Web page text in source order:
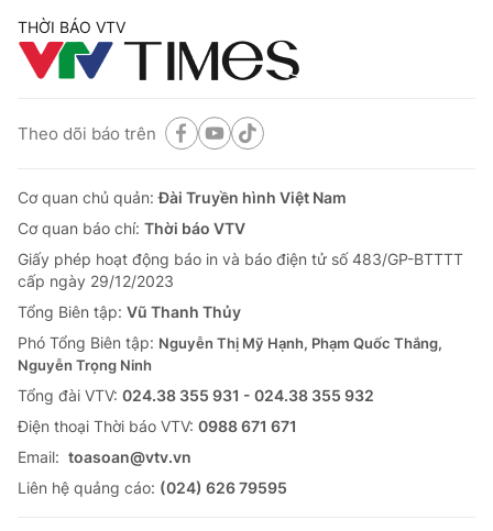
THỜI BÁO VTV
Theo dõi báo trên
Cơ quan chủ quản:Đài Truyền hình Việt Nam
Cơ quan báo chí: Thời báo VTV
Giấy phép hoạt động báo in và báo điện tử số 483/GP-BTTTT
cấp ngày 29/12/2023
Tổng Biên tập: Vũ Thanh Thủy
Phó Tổng Biên tập: Nguyễn Thị Mỹ Hạnh, Phạm Quốc Thắng,
Nguyễn Trọng Ninh
Tổng đài VTV: 024.38 355 931 - 024.38 355 932
Ðiện thoại Thời báo VTV: 0988 671 671
Email: toasoan@vtv.vn
Liên hệ quảng cáo: (024) 626 79595